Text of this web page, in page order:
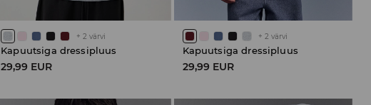
+2 värvi
Kapuutsiga dressipluus
29,99 EUR
+ 2 värvi
Kapuutsiga dressipluus
29,99 EUR